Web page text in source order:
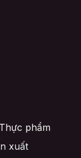
phẩm
xuất